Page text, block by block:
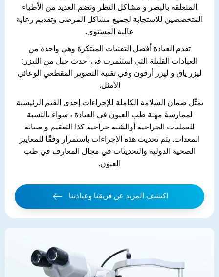
المتعلقة بالبصر و مشاكل النظر وتضم العديد من الأطباء
المتخصصين للاستجابة لجميع مشاكل المرضى وتقديم رعاية
عالية المستوى.
تقدم العيادة أفضل التقنيات المبتكرة وهي واحدة من
العيادات القليلة التي استثمرت في أحدث جيل من الليزر:
ليزر ياق و ليزر أرقون وفي تقنية التصوير المقطعي الوعائي
الأمثل.
يمثّل ضمان السلامة الكاملة للإجراءات إحدى القيم الرئيسية
لممارسة مهنة طب العيون في العيادة ، سواء بالنسبة
للعمليات الجراحية أوالشبه جراحية كذا التعقيم و صيانة
المعدات. يتم تحديث هذه الإجراءات باستمرار وفقًا للمعايير
الصحية الدولية والتحديثات في مجال المعارف في طب
العيون.
اكتشف المزيد عن فريقنا وعيادتنا